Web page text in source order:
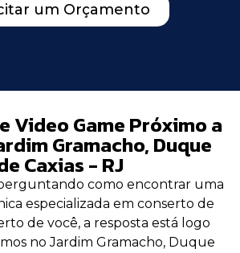
um Orçamento
Video Game Próximo a
Gramacho, Duque
Caxias - RJ
como encontrar uma
especializada em conserto de
de você, a resposta está logo
no Jardim Gramacho, Duque